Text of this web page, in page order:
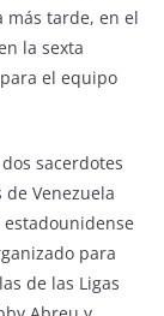
más tarde, en el
la sexta
el equipo
sacerdotes
Venezuela
estadounidense
para
de las Ligas